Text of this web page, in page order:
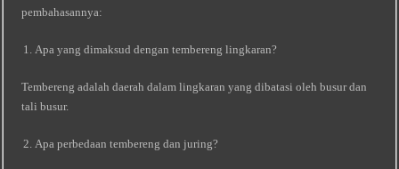
pembahasannya:
Apa yang dimaksud dengan tembereng lingkaran?
Tembereng adalah daerah dalam lingkaran yang dibatasi oleh busur dan
tali busur.
Apa perbedaan tembereng dan juring?